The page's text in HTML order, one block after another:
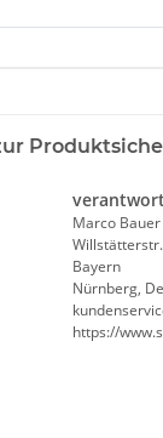
Marco
Bayern
Nürnberg,
https://